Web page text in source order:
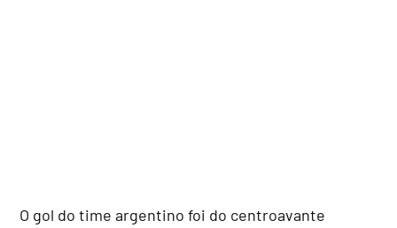
O gol do time argentino foi do centroavante